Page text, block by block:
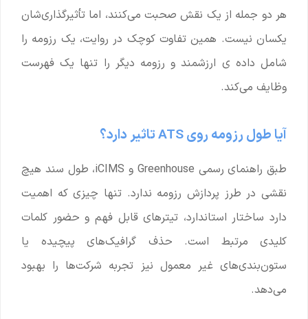
هر دو جمله از یک نقش صحبت می‌کنند، اما تأثیرگذاری‌شان
یکسان نیست. همین تفاوت کوچک در روایت، یک رزومه را
شامل داده ی ارزشمند و رزومه دیگر را تنها یک فهرست
وظایف می‌کند.
آیا طول رزومه روی ATS تاثیر دارد؟
طبق راهنمای رسمی Greenhouse و iCIMS، طول سند هیچ
نقشی در طرز پردازش رزومه ندارد. تنها چیزی که اهمیت
دارد ساختار استاندارد، تیترهای قابل فهم و حضور کلمات
کلیدی مرتبط است. حذف گرافیک‌های پیچیده یا
ستون‌بندی‌های غیر معمول نیز تجربه شرکت‌ها را بهبود
می‌دهد.